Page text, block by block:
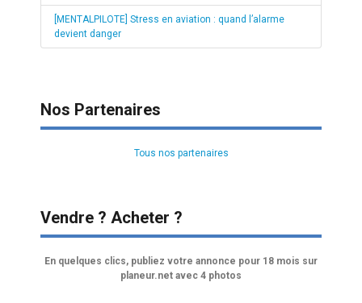
[MENTALPILOTE] Stress en aviation : quand l’alarme
devient danger
Nos Partenaires
Tous nos partenaires
Vendre ? Acheter ?
En quelques clics, publiez votre annonce pour 18 mois sur
planeur.net avec 4 photos